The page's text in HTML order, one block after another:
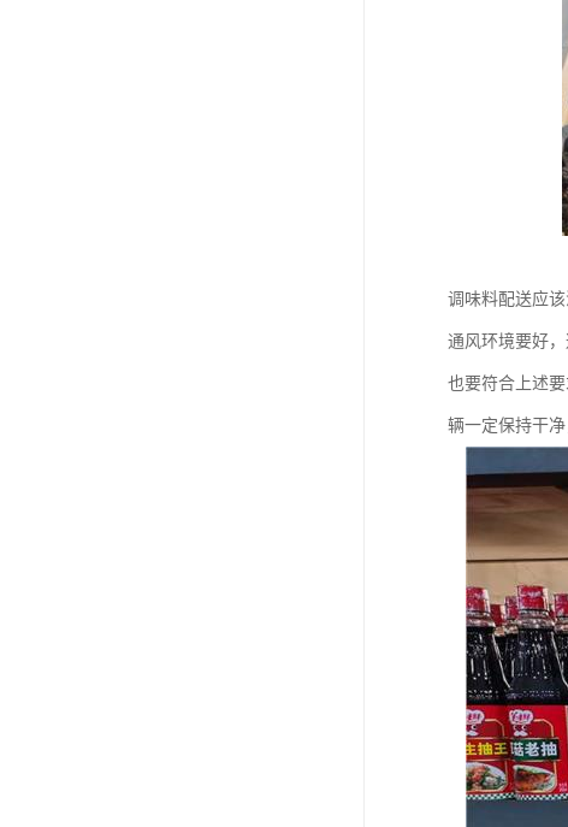
调味料配送应
通风环境要好
也要符合上述
辆一定保持干净